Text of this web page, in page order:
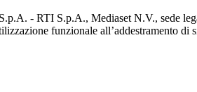
- RTI S.p.A., Mediaset N.V., sede
funzionale all’addestramento di